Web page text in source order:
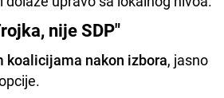
nije SDP"
koalicijama nakon izbora, jasno